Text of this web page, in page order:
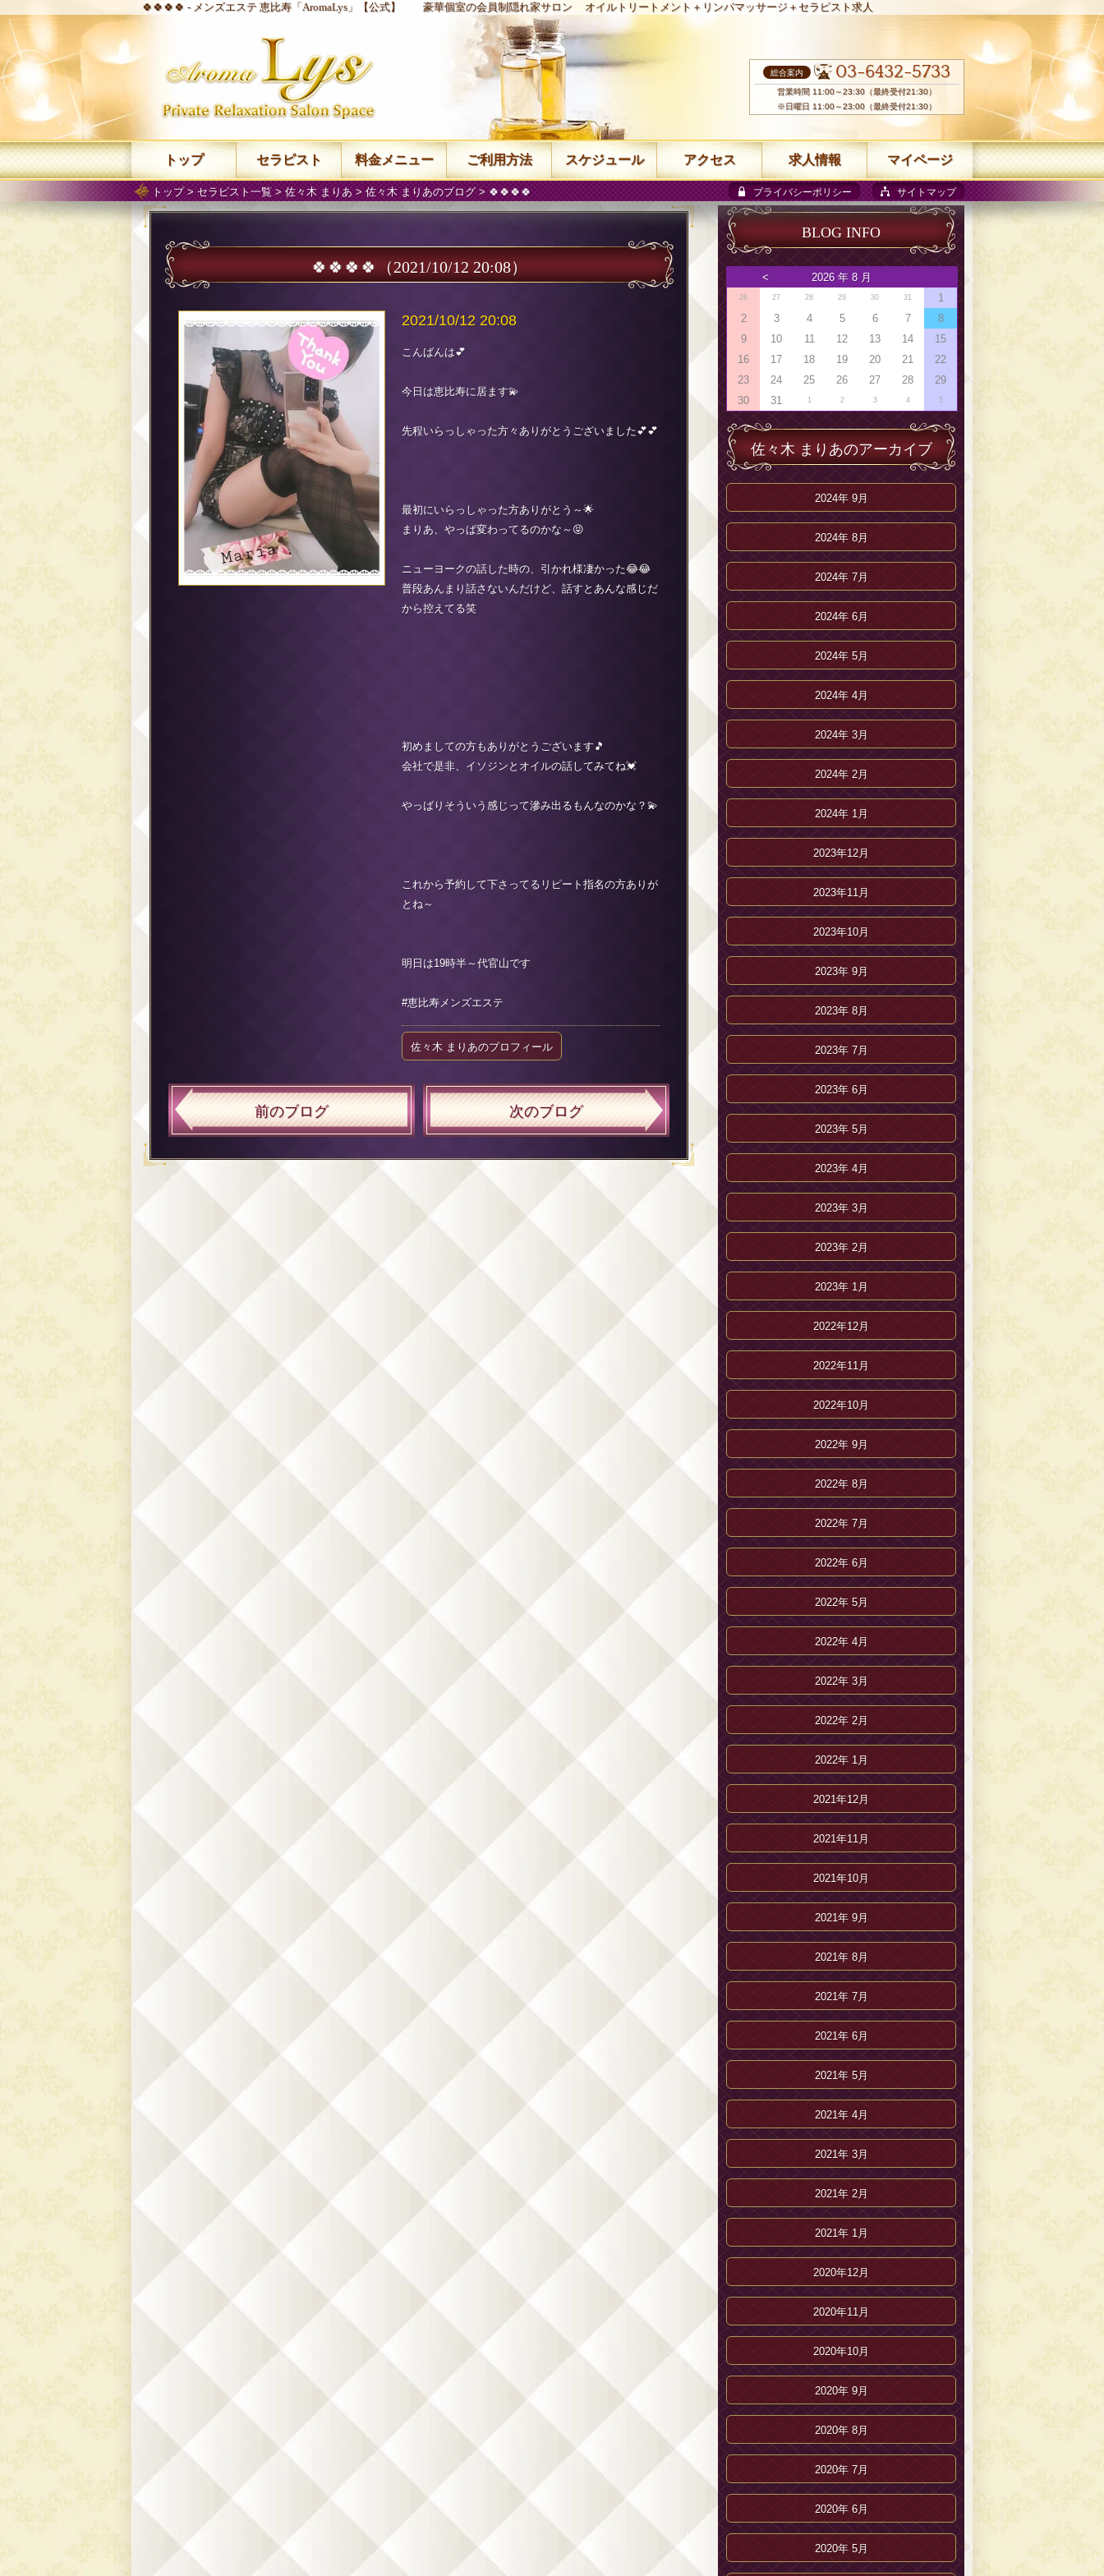
🍀🍀🍀🍀 - メンズエステ 恵比寿「AromaLys」【公式】 豪華個室の会員制隠れ家サロン オイルトリートメント＋リンパマッサージ＋セラピスト求人
トップ> セラピスト一覧>佐々木 まりあ>佐々木 まりあのブログ > 🍀🍀🍀🍀 プライバシーポリシー サイトマップ
🍀🍀🍀🍀 （2021/10/12 20:08）
2021/10/12 20:08
こんばんは💕
今日は恵比寿に居ます💫
先程いらっしゃった方々ありがとうございました💕💕
最初にいらっしゃった方ありがとう～🌟
まりあ、やっぱ変わってるのかな～😝
ニューヨークの話した時の、引かれ様凄かった😂😂
普段あんまり話さないんだけど、話すとあんな感じだ
から控えてる笑
初めましての方もありがとうございます🎵
会社で是非、イソジンとオイルの話してみてね💓
やっばりそういう感じって滲み出るもんなのかな？💫
これから予約して下さってるリピート指名の方ありが
とね～
明日は19時半～代官山です
#恵比寿メンズエステ
佐々木 まりあのプロフィール
前のブログ 次のブログ
BLOG INFO
< 2026 年 8 月
26 27 28 29 30 31
1
2
3 4 5 6 7
8
9
10 11 12 13 14
15
16
17 18 19 20 21
22
23
24 25 26 27 28
29
30
31 1 2 3 4 5
佐々木 まりあのアーカイブ
2024年 9月
2024年 8月
2024年 7月
2024年 6月
2024年 5月
2024年 4月
2024年 3月
2024年 2月
2024年 1月
2023年12月
2023年11月
2023年10月
2023年 9月
2023年 8月
2023年 7月
2023年 6月
2023年 5月
2023年 4月
2023年 3月
2023年 2月
2023年 1月
2022年12月
2022年11月
2022年10月
2022年 9月
2022年 8月
2022年 7月
2022年 6月
2022年 5月
2022年 4月
2022年 3月
2022年 2月
2022年 1月
2021年12月
2021年11月
2021年10月
2021年 9月
2021年 8月
2021年 7月
2021年 6月
2021年 5月
2021年 4月
2021年 3月
2021年 2月
2021年 1月
2020年12月
2020年11月
2020年10月
2020年 9月
2020年 8月
2020年 7月
2020年 6月
2020年 5月
総合案内 03-6432-5733
営業時間 11:00～23:30（最終受付21:30）
※日曜日 11:00～23:00（最終受付21:30）
トップ セラピスト 料金メニュー ご利用方法 スケジュール アクセス 求人情報 マイページ